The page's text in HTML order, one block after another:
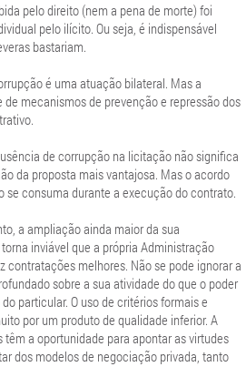
pelo direito (nem a pena de morte) foi
pelo ilícito. Ou seja, é indispensável
bastariam.
é uma atuação bilateral. Mas a
mecanismos de prevenção e repressão dos
de corrupção na licitação não significa
da proposta mais vantajosa. Mas o acordo
consuma durante a execução do contrato.
a ampliação ainda maior da sua
inviável que a própria Administração
melhores. Não se pode ignorar a
sobre a sua atividade do que o poder
particular. O uso de critérios formais e
por um produto de qualidade inferior. A
a oportunidade para apontar as virtudes
dos modelos de negociação privada, tanto